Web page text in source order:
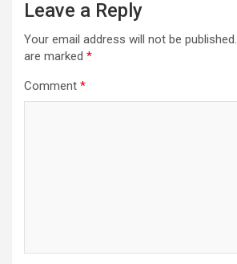
Leave a Reply
Your email address will not be published.
are marked *
Comment *